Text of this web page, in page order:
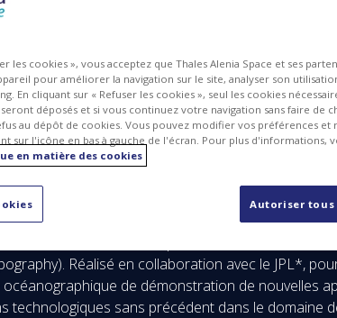
avoir été sélectionné par le Centre National
Réalisé en collaboration avec le JPL*,
de démonstration de nouvelles
technologiques sans précédent dans le domaine
les cookies », vous acceptez que Thales Alenia Space et ses
pour améliorer la navigation sur le site, analyser son
En cliquant sur « Refuser les cookies », seul les cookies
déposés et si vous continuez votre navigation sans faire de
au dépôt de cookies. Vous pouvez modifier vos préférences et
sur l'icône en bas à gauche de l'écran. Pour plus d'informations,
en matière des cookies
Autoriser tous